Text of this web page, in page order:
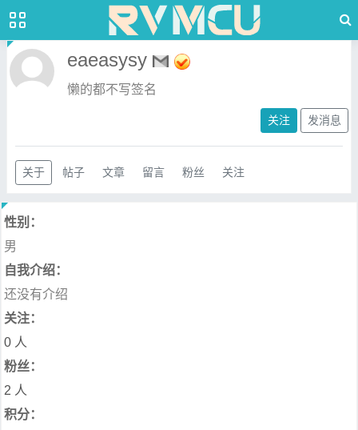
eaeasysy
懒的都不写签名
关注 发消息
关于 帖子 文章 留言 粉丝 关注
性别：
男
自我介绍：
还没有介绍
关注：
0 人
粉丝：
2 人
积分：